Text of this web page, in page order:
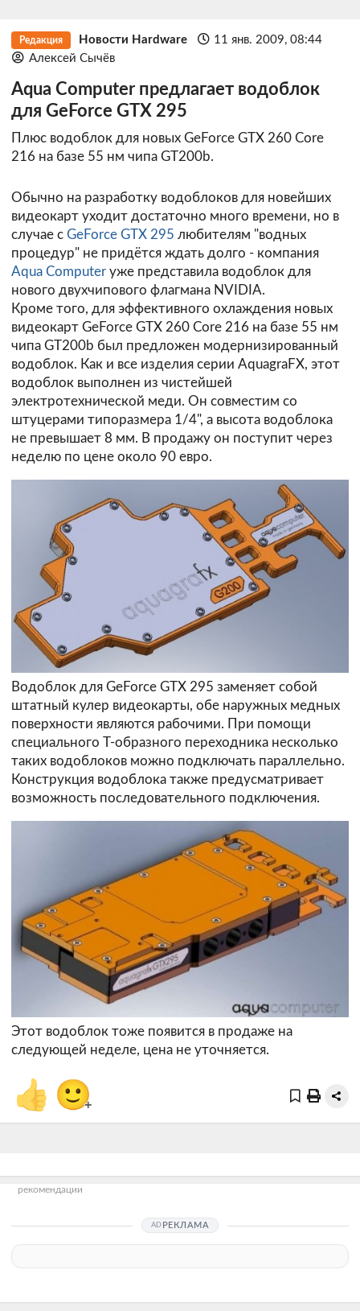
Редакция Новости Hardware
11 янв. 2009, 08:44
Алексей Сычёв
Aqua Computer предлагает водоблок
для GeForce GTX 295
Плюс водоблок для новых GeForce GTX 260 Core
216 на базе 55 нм чипа GT200b.
Обычно на разработку водоблоков для новейших
видеокарт уходит достаточно много времени, но в
случае с GeForce GTX 295 любителям "водных
процедур" не придётся ждать долго - компания
Aqua Computer уже представила водоблок для
нового двухчипового флагмана NVIDIA.
Кроме того, для эффективного охлаждения новых
видеокарт GeForce GTX 260 Core 216 на базе 55 нм
чипа GT200b был предложен модернизированный
водоблок. Как и все изделия серии AquagraFX, этот
водоблок выполнен из чистейшей
электротехнической меди. Он совместим со
штуцерами типоразмера 1/4", а высота водоблока
не превышает 8 мм. В продажу он поступит через
неделю по цене около 90 евро.
Водоблок для GeForce GTX 295 заменяет собой
штатный кулер видеокарты, обе наружных медных
поверхности являются рабочими. При помощи
специального Т-образного переходника несколько
таких водоблоков можно подключать параллельно.
Конструкция водоблока также предусматривает
возможность последовательного подключения.
Этот водоблок тоже появится в продаже на
следующей неделе, цена не уточняется.
👍 🙂
+
рекомендации
РЕКЛАМА